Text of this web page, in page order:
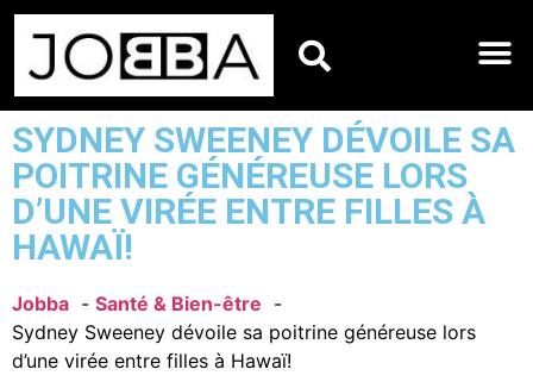
SYDNEY SWEENEY DÉVOILE SA
POITRINE GÉNÉREUSE LORS
D’UNE VIRÉE ENTRE FILLES À
HAWAÏ!
Jobba
Santé & Bien-être
Sydney Sweeney dévoile sa poitrine généreuse lors
d’une virée entre filles à Hawaï!